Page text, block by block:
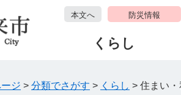
本文へ 防災情報
くらし
ージ > 分類でさがす > くらし > 住まい